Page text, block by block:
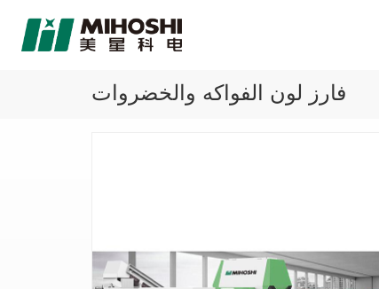
فارز لون الفواكه والخضروات